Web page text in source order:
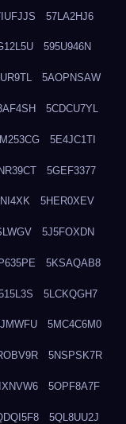
57LA2HJ6
595U946N
5AOPNSAW
5CDCU7YL
5E4JC1TI
5GEF3377
5HER0XEV
5J5FOXDN
5KSAQAB8
5LCKQGH7
5MC4C6M0
5NSPSK7R
5OPF8A7F
5QL8UU2J